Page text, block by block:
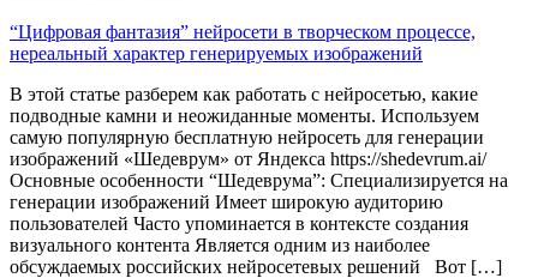
“Цифровая фантазия” нейросети в творческом процессе,
нереальный характер генерируемых изображений
В этой статье разберем как работать с нейросетью, какие
подводные камни и неожиданные моменты. Используем
самую популярную бесплатную нейросеть для генерации
изображений «Шедеврум» от Яндекса https://shedevrum.ai/
Основные особенности “Шедеврума”: Специализируется на
генерации изображений Имеет широкую аудиторию
пользователей Часто упоминается в контексте создания
визуального контента Является одним из наиболее
обсуждаемых российских нейросетевых решений Вот […]